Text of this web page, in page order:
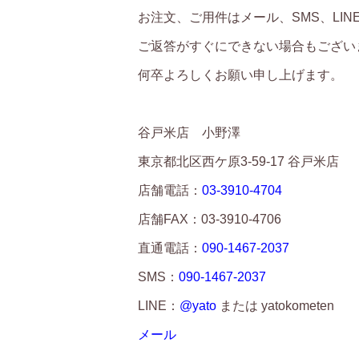
お注文、ご用件はメール、SMS、
ご返答がすぐにできない場合もござい
何卒よろしくお願い申し上げます。
谷戸米店 小野澤
東京都北区西ケ原3-59-17 谷戸米店
店舗電話： 03-3910-4704
店舗FAX：03-3910-4706
直通電話： 090-1467-2037
SMS： 090-1467-2037
LINE： @yato または yatokometen
メール